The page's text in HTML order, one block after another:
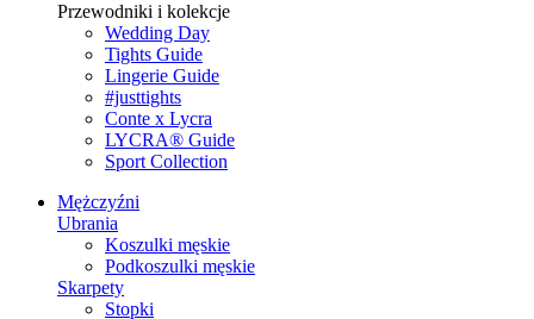
Przewodniki i kolekcje
Wedding Day
Tights Guide
Lingerie Guide
#justtights
Conte x Lycra
LYCRA® Guide
Sport Сollection
Mężczyźni
Ubrania
Koszulki męskie
Podkoszulki męskie
Skarpety
Stopki